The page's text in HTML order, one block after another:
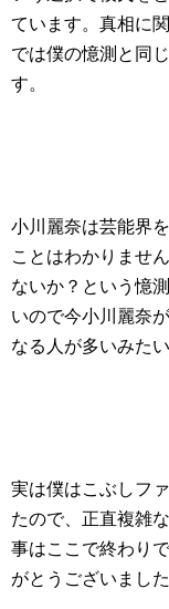
ています。真相に
では僕の憶測と同
す。
小川麗奈は芸能界
ことはわかりませ
ないか？という憶
いので今小川麗奈
なる人が多いみたい
実は僕はこぶしフ
たので、正直複雑
事はここで終わり
がとうございました